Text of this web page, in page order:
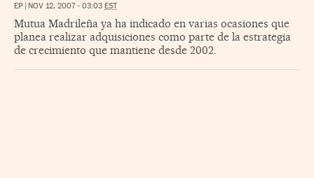
EP | NOV 12, 2007 - 03:03 EST
Mutua Madrileña ya ha indicado en varias ocasiones que
planea realizar adquisiciones como parte de la estrategia
de crecimiento que mantiene desde 2002.